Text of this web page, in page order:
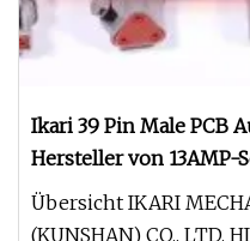
Ikari 39 Pin Male PCB
Hersteller von 13AMP-
multifunktionalen
Steckdosenstecker
Übersicht IKARI
(KUNSHAN) CO., LTD. HINZUFÜGEN: Nr. 101